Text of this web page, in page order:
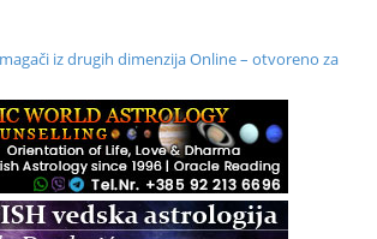
iz drugih dimenzija Online – otvoreno za
tečaj, Zagreb i Online
za izscjeljivanje pranom (Basic Pranic